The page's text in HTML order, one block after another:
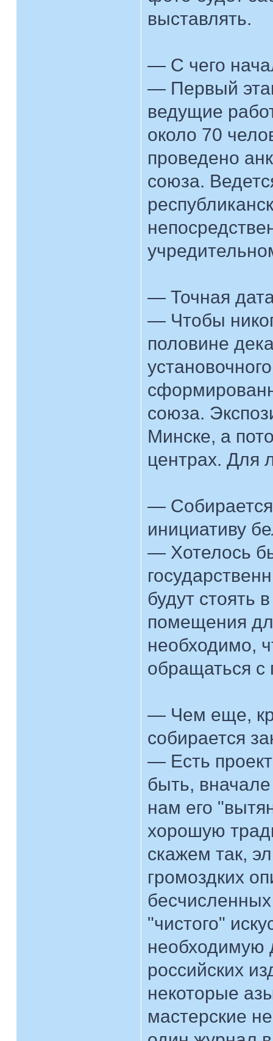
выставлять.
— С чего
— Первый
ведущие
около 70
проведено
союза.
— Точная
— Чтобы
половине
союза.
Минске, а
центрах. Для
— Собирается
инициативу
— Хотелось
будут стоять
помещения
необходимо,
обращаться с
— Чем еще,
собирается
— Есть
быть,
нам его
хорошую
скажем так,
громоздких
"чистого"
необходимую
российских
некоторые
мастерские